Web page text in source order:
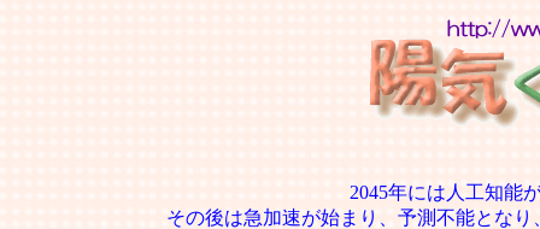
2045年には人工知能
その後は急加速が始まり、予測不能とな